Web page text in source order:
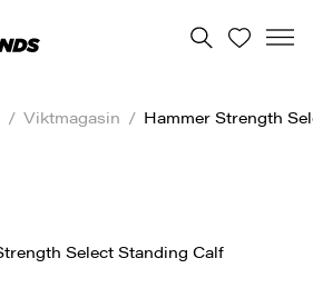
/ Viktmagasin / Hammer Strength